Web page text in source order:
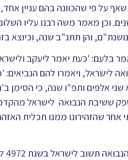
על פי שהכוונה בהם עניין
וכן מאמר משה רבנו עליו
והן תתנ"ב שנה, וכיוצא
בלעם: 'כעת יאמר ליעקב
לישראל, ויאמרו להם
שני אלפים ותפ"ו שנה, כי הסימן
ספק ששיבת הנבואה לישראל
אחר שהזהירונו ממנו תכלית